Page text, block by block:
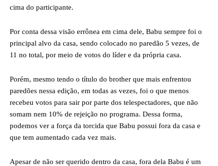
cima do participante.
Por conta dessa visão errônea em cima dele, Babu sempre foi o
principal alvo da casa, sendo colocado no paredão 5 vezes, de
11 no total, por meio de votos do líder e da própria casa.
Porém, mesmo tendo o título do brother que mais enfrentou
paredões nessa edição, em todas as vezes, foi o que menos
recebeu votos para sair por parte dos telespectadores, que não
somam nem 10% de rejeição no programa. Dessa forma,
podemos ver a força da torcida que Babu possui fora da casa e
que tem aumentado cada vez mais.
Apesar de não ser querido dentro da casa, fora dela Babu é um